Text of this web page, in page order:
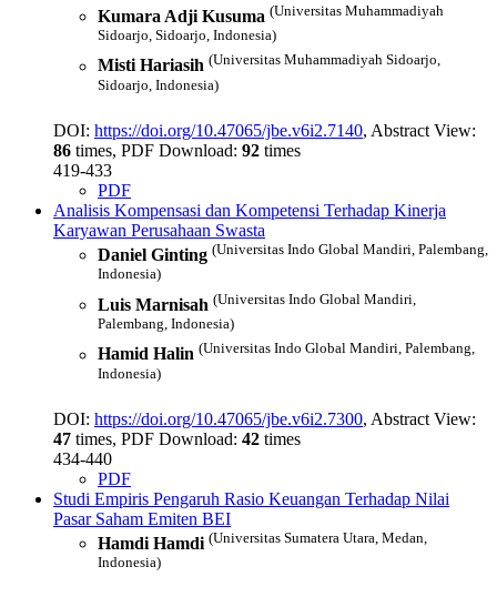
Kumara Adji Kusuma (Universitas Muhammadiyah
Sidoarjo, Sidoarjo, Indonesia)
Misti Hariasih (Universitas Muhammadiyah Sidoarjo,
Sidoarjo, Indonesia)
DOI: https://doi.org/10.47065/jbe.v6i2.7140, Abstract View:
86 times, PDF Download: 92 times
419-433
PDF
Analisis Kompensasi dan Kompetensi Terhadap Kinerja
Karyawan Perusahaan Swasta
Daniel Ginting (Universitas Indo Global Mandiri, Palembang,
Indonesia)
Luis Marnisah (Universitas Indo Global Mandiri,
Palembang, Indonesia)
Hamid Halin (Universitas Indo Global Mandiri, Palembang,
Indonesia)
DOI: https://doi.org/10.47065/jbe.v6i2.7300, Abstract View:
47 times, PDF Download: 42 times
434-440
PDF
Studi Empiris Pengaruh Rasio Keuangan Terhadap Nilai
Pasar Saham Emiten BEI
Hamdi Hamdi (Universitas Sumatera Utara, Medan,
Indonesia)